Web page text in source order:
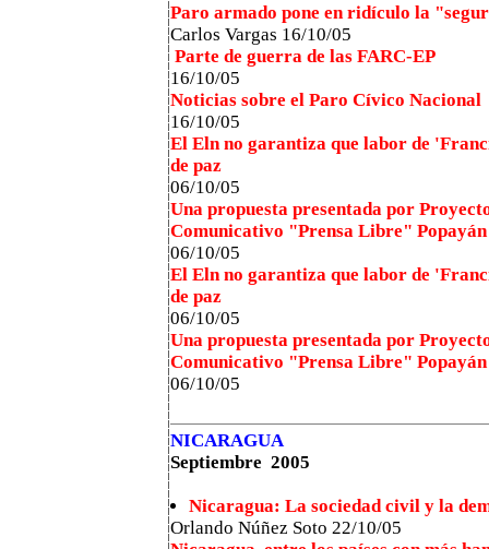
Paro armado pone en ridículo la
Carlos Vargas 16/10/05
Parte de guerra de las FARC-EP
16/10/05
Noticias sobre el Paro Cívico Nacional
16/10/05
El Eln no garantiza que labor de
de paz
06/10/05
Una propuesta presentada por
Comunicativo "Prensa Libre"
06/10/05
El Eln no garantiza que labor de
de paz
06/10/05
Una propuesta presentada por
Comunicativo "Prensa Libre"
06/10/05
NICARAGUA
Septiembre 2005
Nicaragua: La sociedad civil y la
Orlando Núñez Soto 22/10/05